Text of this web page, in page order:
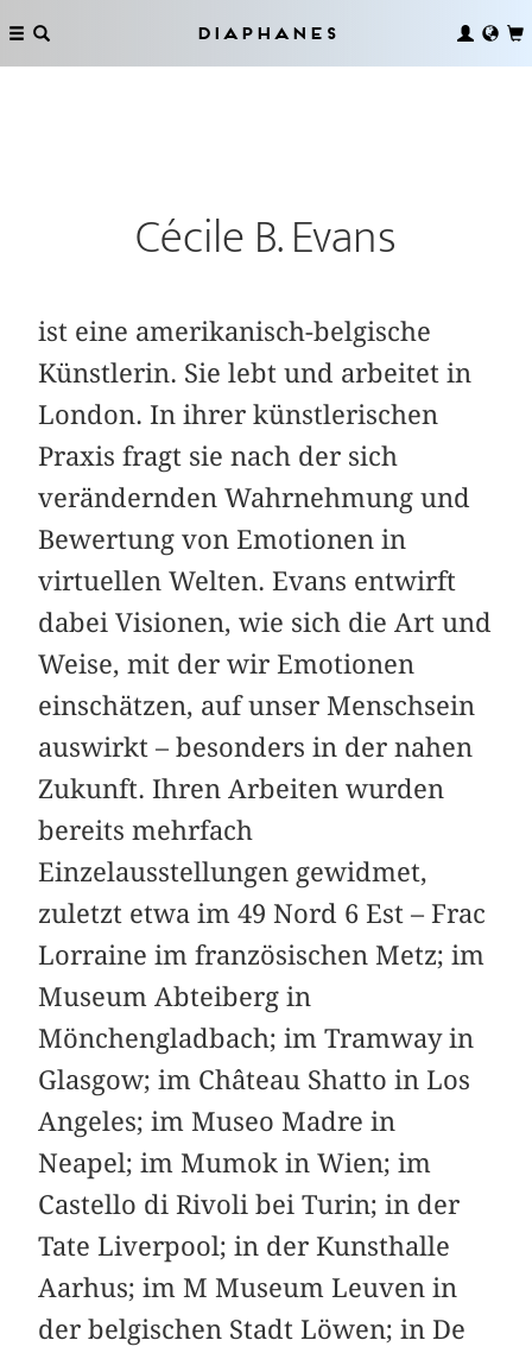
Diaphanes
Cécile B. Evans
ist eine amerikanisch-belgische
Künstlerin. Sie lebt und arbeitet in
London. In ihrer künstlerischen
Praxis fragt sie nach der sich
verändernden Wahrnehmung und
Bewertung von Emotionen in
virtuellen Welten. Evans entwirft
dabei Visionen, wie sich die Art und
Weise, mit der wir Emotionen
einschätzen, auf unser Menschsein
auswirkt – besonders in der nahen
Zukunft. Ihren Arbeiten wurden
bereits mehrfach
Einzelausstellungen gewidmet,
zuletzt etwa im 49 Nord 6 Est – Frac
Lorraine im französischen Metz; im
Museum Abteiberg in
Mönchengladbach; im Tramway in
Glasgow; im Château Shatto in Los
Angeles; im Museo Madre in
Neapel; im Mumok in Wien; im
Castello di Rivoli bei Turin; in der
Tate Liverpool; in der Kunsthalle
Aarhus; im M Museum Leuven in
der belgischen Stadt Löwen; in De